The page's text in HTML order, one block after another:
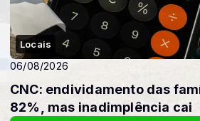
Locais
06/08/2026
CNC: endividamento das
82%, mas inadimplência cai